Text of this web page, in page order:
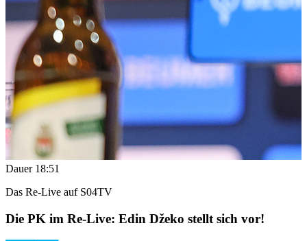
Dauer18:51
Das Re-Live auf S04TV
Die PK im Re-Live: Edin Džeko stellt sich vor!